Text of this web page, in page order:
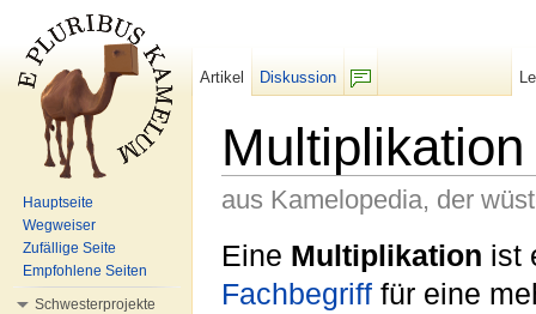
Multiplikation
aus Kamelopedia, der
Eine Multiplikation ist
Fachbegriff für eine
Artikel
Diskussion
Hauptseite
Wegweiser
Zufällige Seite
Empfohlene Seiten
Schwesterprojekte